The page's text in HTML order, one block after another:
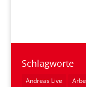
Schlagworte
Andreas Live